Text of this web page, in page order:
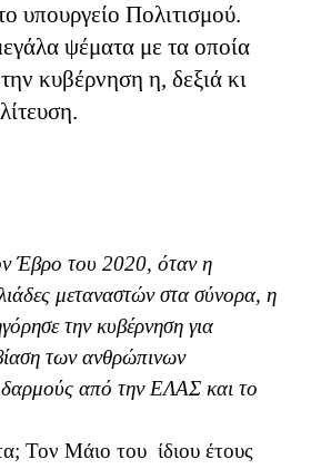
υπουργείο Πολιτισμού.
ψέματα με τα οποία
κυβέρνηση η, δεξιά κι
Έβρο του 2020, όταν η
μεταναστών στα σύνορα, η
την κυβέρνηση για
των ανθρώπινων
από την ΕΛΑΣ και το
Τον Μάιο του ίδιου έτους